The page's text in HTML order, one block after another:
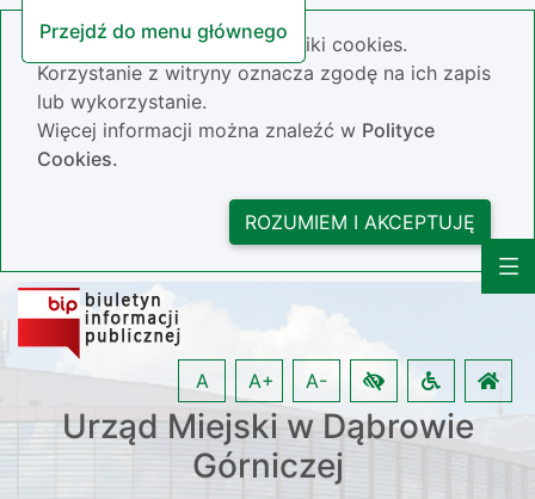
Przejdź do menu głównego
Nasza strona wykorzystuje pliki cookies.
Korzystanie z witryny oznacza zgodę na ich zapis
lub wykorzystanie.
Więcej informacji można znaleźć w Polityce
Cookies.
ROZUMIEM I AKCEPTUJĘ
Urząd Miejski w Dąbrowie
Górniczej
A A+ A-